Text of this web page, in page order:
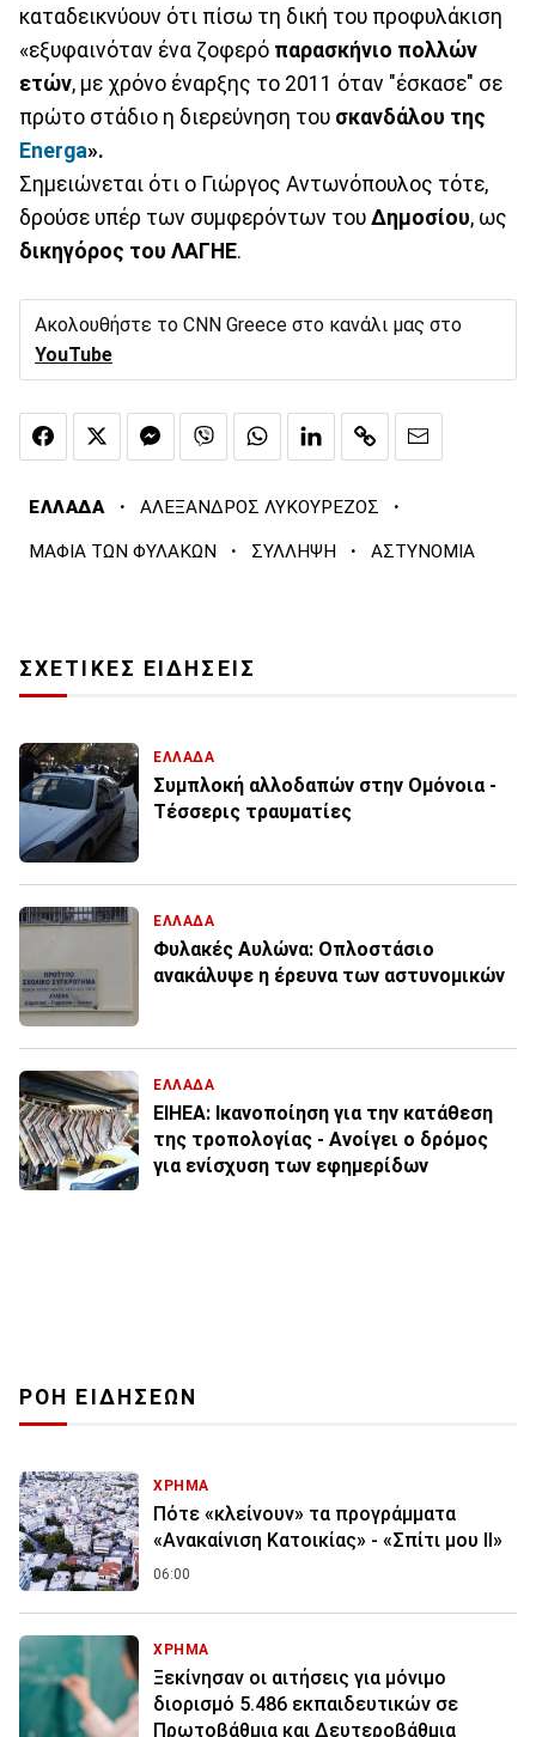
καταδεικνύουν ότι πίσω τη δική του προφυλάκιση
«εξυφαινόταν ένα ζοφερό παρασκήνιο πολλών
ετών, με χρόνο έναρξης το 2011 όταν "έσκασε" σε
πρώτο στάδιο η διερεύνηση του σκανδάλου της
Energa».
Σημειώνεται ότι ο Γιώργος Αντωνόπουλος τότε,
δρούσε υπέρ των συμφερόντων του Δημοσίου, ως
δικηγόρος του ΛΑΓΗΕ.
Ακολουθήστε το CNN Greece στο κανάλι μας στο
YouTube
ΕΛΛΑΔΑ · ΑΛΕΞΑΝΔΡΟΣ ΛΥΚΟΥΡΕΖΟΣ ·
ΜΑΦΙΑ ΤΩΝ ΦΥΛΑΚΩΝ · ΣΥΛΛΗΨΗ · ΑΣΤΥΝΟΜΙΑ
ΣΧΕΤΙΚΕΣ ΕΙΔΗΣΕΙΣ
ΕΛΛΑΔΑ
Συμπλοκή αλλοδαπών στην Ομόνοια -
Τέσσερις τραυματίες
ΕΛΛΑΔΑ
Φυλακές Αυλώνα: Οπλοστάσιο
ανακάλυψε η έρευνα των αστυνομικών
ΕΛΛΑΔΑ
ΕΙΗΕΑ: Ικανοποίηση για την κατάθεση
της τροπολογίας - Ανοίγει ο δρόμος
για ενίσχυση των εφημερίδων
ΡΟΗ ΕΙΔΗΣΕΩΝ
ΧΡΗΜΑ
Πότε «κλείνουν» τα προγράμματα
«Ανακαίνιση Κατοικίας» - «Σπίτι μου ΙΙ»
06:00
ΧΡΗΜΑ
Ξεκίνησαν οι αιτήσεις για μόνιμο
διορισμό 5.486 εκπαιδευτικών σε
Πρωτοβάθμια και Δευτεροβάθμια